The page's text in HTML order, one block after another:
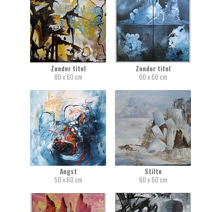
Zonder titel
80 x 60 cm
Zonder titel
60 x 60 cm
Angst
50 x 60 cm
Stilte
60 x 60 cm